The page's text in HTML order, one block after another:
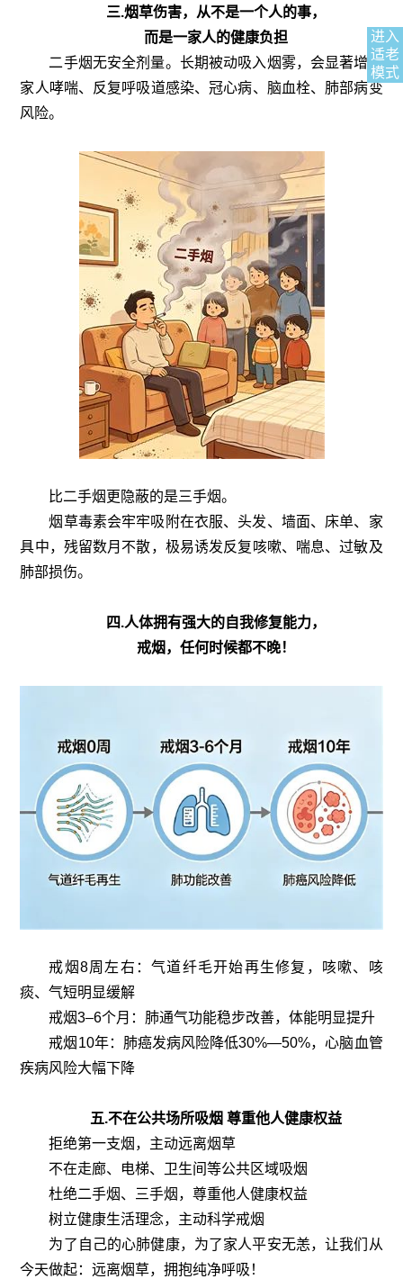
进入
适老
模式
三.烟草伤害，从不是一个人的事，
而是一家人的健康负担
二手烟无安全剂量。长期被动吸入烟雾，会显著增加
家人哮喘、反复呼吸道感染、冠心病、脑血栓、肺部病变
风险。
比二手烟更隐蔽的是三手烟。
烟草毒素会牢牢吸附在衣服、头发、墙面、床单、家
具中，残留数月不散，极易诱发反复咳嗽、喘息、过敏及
肺部损伤。
四.人体拥有强大的自我修复能力，
戒烟，任何时候都不晚！
戒烟8周左右：气道纤毛开始再生修复，咳嗽、咳
痰、气短明显缓解
戒烟3–6个月：肺通气功能稳步改善，体能明显提升
戒烟10年：肺癌发病风险降低30%—50%，心脑血管
疾病风险大幅下降
五.不在公共场所吸烟 尊重他人健康权益
拒绝第一支烟，主动远离烟草
不在走廊、电梯、卫生间等公共区域吸烟
杜绝二手烟、三手烟，尊重他人健康权益
树立健康生活理念，主动科学戒烟
为了自己的心肺健康，为了家人平安无恙，让我们从
今天做起：远离烟草，拥抱纯净呼吸！